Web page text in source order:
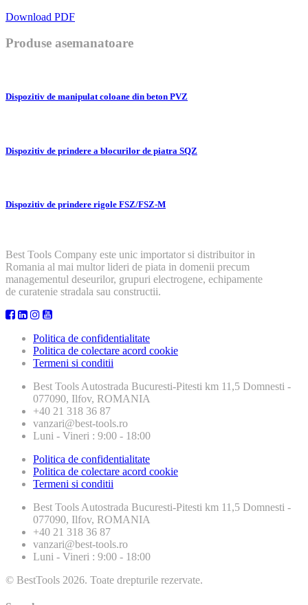
Download PDF
Produse asemanatoare
Dispozitiv de manipulat coloane din beton PVZ
Dispozitiv de prindere a blocurilor de piatra SQZ
Dispozitiv de prindere rigole FSZ/FSZ-M
Best Tools Company este unic importator si distribuitor in
Romania al mai multor lideri de piata in domenii precum
managementul deseurilor, grupuri electrogene, echipamente
de curatenie stradala sau constructii.
Politica de confidentialitate
Politica de colectare acord cookie
Termeni si conditii
Best Tools Autostrada Bucuresti-Pitesti km 11,5 Domnesti -
077090, Ilfov, ROMANIA
+40 21 318 36 87
vanzari@best-tools.ro
Luni - Vineri : 9:00 - 18:00
Politica de confidentialitate
Politica de colectare acord cookie
Termeni si conditii
Best Tools Autostrada Bucuresti-Pitesti km 11,5 Domnesti -
077090, Ilfov, ROMANIA
+40 21 318 36 87
vanzari@best-tools.ro
Luni - Vineri : 9:00 - 18:00
© BestTools 2026. Toate drepturile rezervate.